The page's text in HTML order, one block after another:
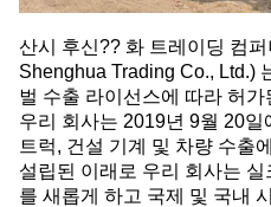
산시 후신?? 화 트레이딩 컴
Shenghua Trading Co., Ltd.)
벌 수출 라이선스에 따라 허가
우리 회사는 2019년 9월 20
트럭, 건설 기계 및 차량 수출
설립된 이래로 우리 회사는
를 새롭게 하고 국제 및 국내